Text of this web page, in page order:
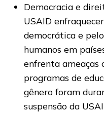
Democracia e
USAID
democrática e
humanos em
enfrenta ameaças
programas de
gênero foram
suspensão da